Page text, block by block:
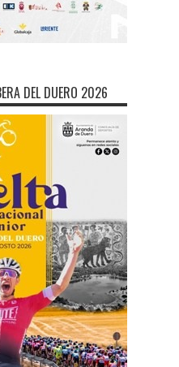
DEL DUERO 2026